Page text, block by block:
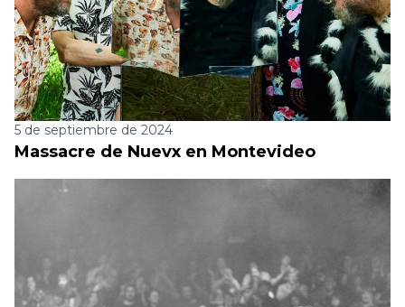
5 de septiembre de 2024
Massacre de Nuevx en Montevideo